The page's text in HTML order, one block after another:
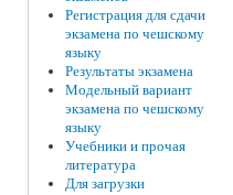
Регистрация для сдачи
экзамена по чешскому
языку
Результаты экзамена
Модельный вариант
экзамена по чешскому
языку
Учебники и прочая
литература
Для загрузки